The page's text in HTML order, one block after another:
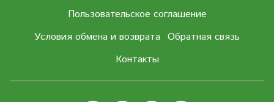
Пользовательское соглашение
Условия обмена и возврата Обратная связь
Контакты